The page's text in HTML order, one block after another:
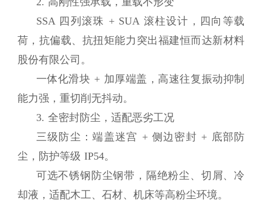
SSA 四列滚珠 + SUA 滚柱设计，四向等载
荷，抗偏载、抗扭矩能力突出福建恒而达新材料
股份有限公司。
一体化滑块 + 加厚端盖，高速往复振动抑制
能力强，重切削无抖动。
3. 全密封防尘，适配恶劣工况
三级防尘：端盖迷宫 + 侧边密封 + 底部防
尘，防护等级 IP54。
可选不锈钢防尘钢带，隔绝粉尘、切屑、冷
却液，适配木工、石材、机床等高粉尘环境。